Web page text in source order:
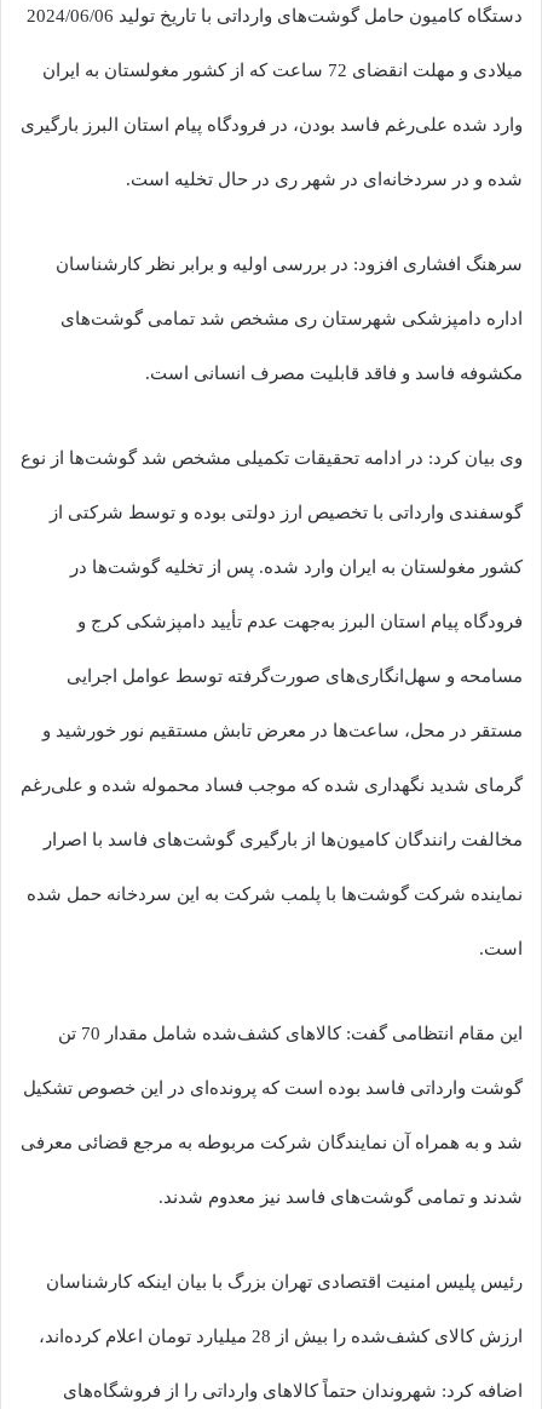
دستگاه کامیون حامل گوشت‌های وارداتی با تاریخ تولید 2024/06/06
میلادی و مهلت انقضای 72 ساعت که از کشور مغولستان به ایران
وارد شده علی‌رغم فاسد بودن، در فرودگاه پیام استان البرز بارگیری
شده و در سردخانه‌ای در شهر ری در حال تخلیه است.
سرهنگ افشاری افزود: در بررسی اولیه و برابر نظر کارشناسان
اداره دامپزشکی شهرستان ری مشخص شد تمامی گوشت‌های
مکشوفه فاسد و فاقد قابلیت مصرف انسانی است.
وی بیان کرد: در ادامه تحقیقات تکمیلی مشخص شد گوشت‌ها از نوع
گوسفندی وارداتی با تخصیص ارز دولتی بوده و توسط شرکتی از
کشور مغولستان به ایران وارد شده. پس از تخلیه گوشت‌ها در
فرودگاه پیام استان البرز به‌جهت عدم تأیید دامپزشکی کرج و
مسامحه و سهل‌انگاری‌های صورت‌گرفته توسط عوامل اجرایی
مستقر در محل، ساعت‌ها در معرض تابش مستقیم نور خورشید و
گرمای شدید نگهداری شده که موجب فساد محموله شده و علی‌رغم
مخالفت رانندگان کامیون‌ها از بارگیری گوشت‌های فاسد با اصرار
نماینده شرکت گوشت‌ها با پلمب شرکت به این سردخانه حمل شده
است.
این مقام انتظامی گفت: کالاهای کشف‌شده شامل مقدار 70 تن
گوشت وارداتی فاسد بوده است که پرونده‌ای در این خصوص تشکیل
شد و به‌ همراه آن نمایندگان شرکت مربوطه به مرجع قضائی معرفی
شدند و تمامی گوشت‌های فاسد نیز معدوم شدند.
رئیس پلیس امنیت اقتصادی تهران بزرگ با بیان اینکه کارشناسان
ارزش کالای کشف‌شده را بیش از 28 میلیارد تومان اعلام کرده‌اند،
اضافه کرد: شهروندان حتماً کالاهای وارداتی را از فروشگاه‌های